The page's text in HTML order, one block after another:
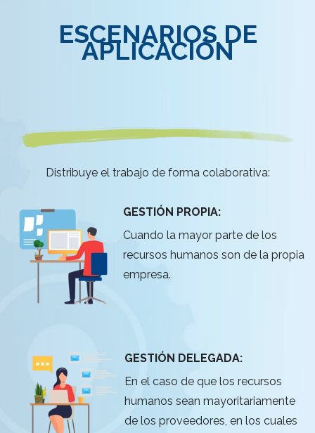
ESCENARIOS DE
APLICACIÓN
Distribuye el trabajo de forma colaborativa:
GESTIÓN PROPIA:
Cuando la mayor parte de los
recursos humanos son de la propia
empresa.
GESTIÓN DELEGADA:
En el caso de que los recursos
humanos sean mayoritariamente
de los proveedores, en los cuales